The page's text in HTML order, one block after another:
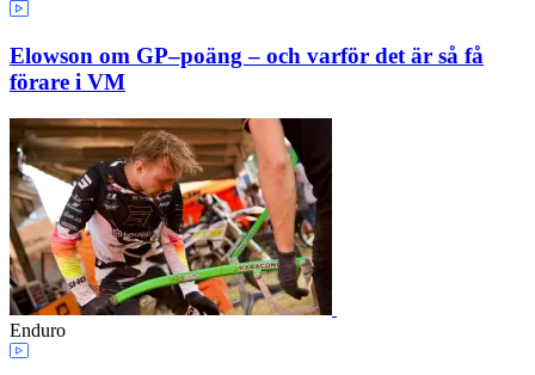
Elowson om GP–poäng – och varför det är så få
förare i VM
Enduro